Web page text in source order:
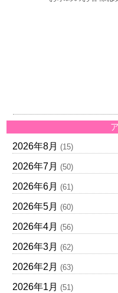
2026年8月 (15)
2026年7月 (50)
2026年6月 (61)
2026年5月 (60)
2026年4月 (56)
2026年3月 (62)
2026年2月 (63)
2026年1月 (51)